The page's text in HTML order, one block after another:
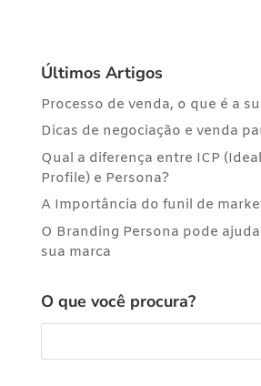
Últimos Artigos
Processo de venda, o que é a
Dicas de negociação e venda
Qual a diferença entre ICP
Profile) e Persona?
A Importância do funil de
O Branding Persona pode
sua marca
O que você procura?